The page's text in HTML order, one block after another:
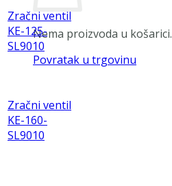
Nema proizvoda u košarici.
Povratak u trgovinu
Zračni ventil
KE-125-
SL9010
Zračni ventil
KE-160-
SL9010